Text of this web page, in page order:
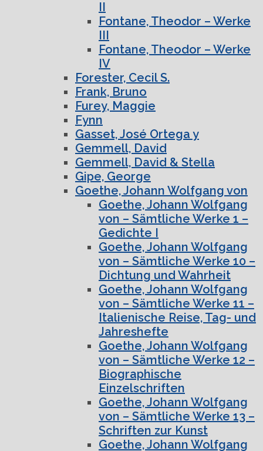
II
Fontane, Theodor – Werke
III
Fontane, Theodor – Werke
IV
Forester, Cecil S.
Frank, Bruno
Furey, Maggie
Fynn
Gasset, José Ortega y
Gemmell, David
Gemmell, David & Stella
Gipe, George
Goethe, Johann Wolfgang von
Goethe, Johann Wolfgang
von – Sämtliche Werke 1 –
Gedichte I
Goethe, Johann Wolfgang
von – Sämtliche Werke 10 –
Dichtung und Wahrheit
Goethe, Johann Wolfgang
von – Sämtliche Werke 11 –
Italienische Reise, Tag- und
Jahreshefte
Goethe, Johann Wolfgang
von – Sämtliche Werke 12 –
Biographische
Einzelschriften
Goethe, Johann Wolfgang
von – Sämtliche Werke 13 –
Schriften zur Kunst
Goethe, Johann Wolfgang